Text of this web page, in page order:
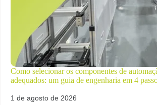
Como selecionar os componentes de
adequados: um guia de engenharia em 4
1 de agosto de 2026